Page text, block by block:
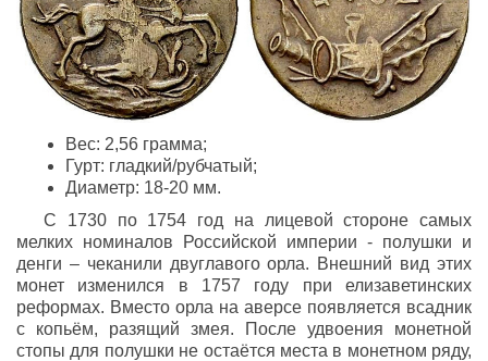
Вес: 2,56 грамма;
Гурт: гладкий/рубчатый;
Диаметр: 18-20 мм.
C 1730 по 1754 год на лицевой стороне самых
мелких номиналов Российской империи - полушки и
денги – чеканили двуглавого орла. Внешний вид этих
монет изменился в 1757 году при елизаветинских
реформах. Вместо орла на аверсе появляется всадник
с копьём, разящий змея. После удвоения монетной
стопы для полушки не остаётся места в монетном ряду,